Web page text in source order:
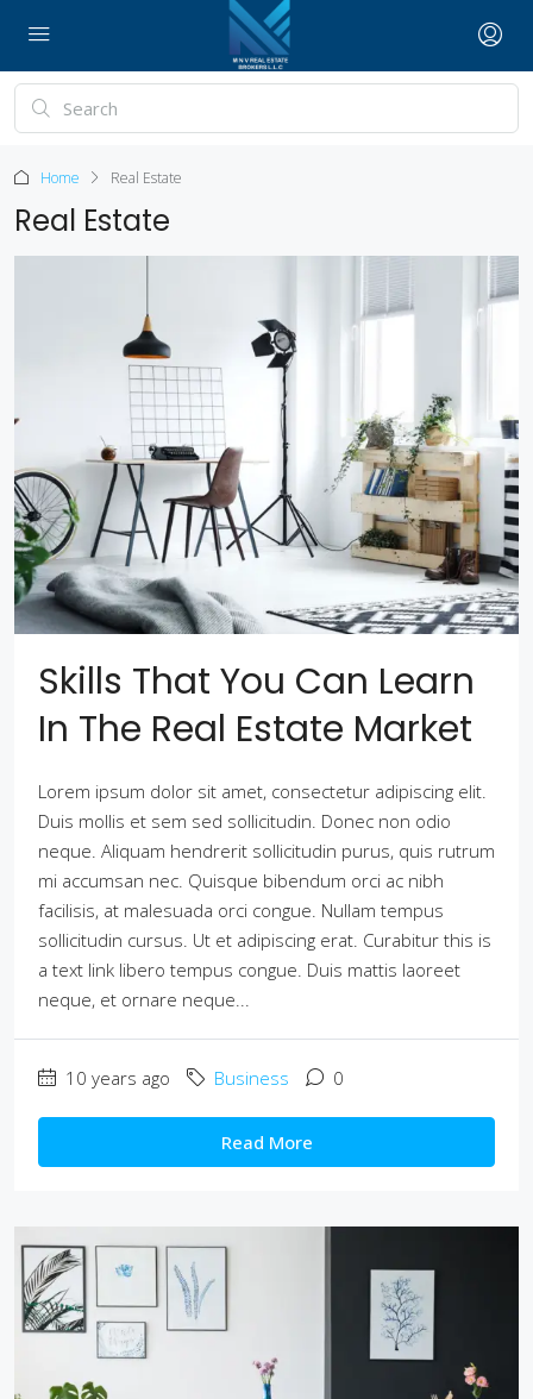
Home Real Estate
Real Estate
Skills That You Can Learn
In The Real Estate Market
Lorem ipsum dolor sit amet, consectetur adipiscing elit.
Duis mollis et sem sed sollicitudin. Donec non odio
neque. Aliquam hendrerit sollicitudin purus, quis rutrum
mi accumsan nec. Quisque bibendum orci ac nibh
facilisis, at malesuada orci congue. Nullam tempus
sollicitudin cursus. Ut et adipiscing erat. Curabitur this is
a text link libero tempus congue. Duis mattis laoreet
neque, et ornare neque...
10 years ago Business 0
Read More